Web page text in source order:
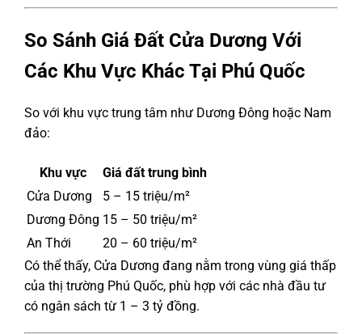
So Sánh Giá Đất Cửa Dương Với
Các Khu Vực Khác Tại Phú Quốc
So với khu vực trung tâm như Dương Đông hoặc Nam
đảo:
Khu vực
Giá đất trung bình
Cửa Dương
5 – 15 triệu/m²
Dương Đông 15 – 50 triệu/m²
An Thới
20 – 60 triệu/m²
Có thể thấy, Cửa Dương đang nằm trong vùng giá thấp
của thị trường Phú Quốc, phù hợp với các nhà đầu tư
có ngân sách từ 1 – 3 tỷ đồng.